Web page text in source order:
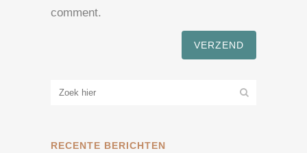
comment.
RECENTE BERICHTEN